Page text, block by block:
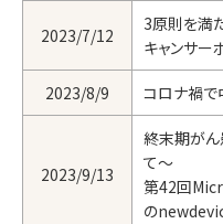
2023/7/12
3原則を満
キャンサー
2023/8/9 コロナ禍で
2023/9/13
終末期が
て～
第42回
の